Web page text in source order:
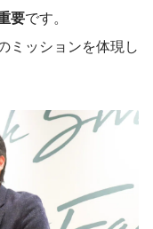
要です。
ミッションを体現し